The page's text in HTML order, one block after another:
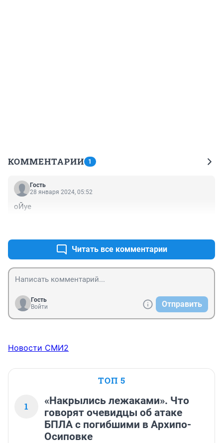
КОММЕНТАРИИ 1
Гость
28 января 2024, 05:52
оЙуе
Читать все комментарии
Гость
Войти
Отправить
Новости СМИ2
ТОП 5
1
«Накрылись лежаками». Что
говорят очевидцы об атаке
БПЛА с погибшими в Архипо-
Осиповке